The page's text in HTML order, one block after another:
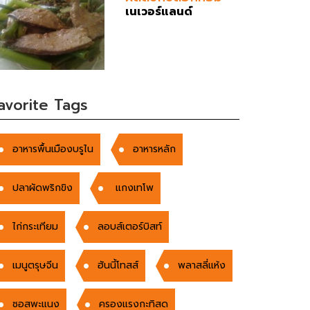
เนเวอร์แลนด์
Tags
อาหารพื้นเมืองบรูไน อาหารหลัก
ปลาผัดพริกขิง แกงเทโพ
ไก่กระเทียม ลอบส์เตอร์บิสท์
เมนูตรุษจีน ฮันนี้โทสส์ พลาสลี่แห้ง
ซอสพะแนง ครองแรงกะทิสด